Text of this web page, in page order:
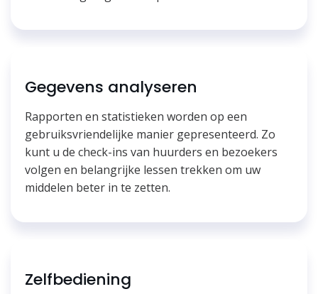
Gegevens analyseren
Rapporten en statistieken worden op een
gebruiksvriendelijke manier gepresenteerd. Zo
kunt u de check-ins van huurders en bezoekers
volgen en belangrijke lessen trekken om uw
middelen beter in te zetten.
Zelfbediening